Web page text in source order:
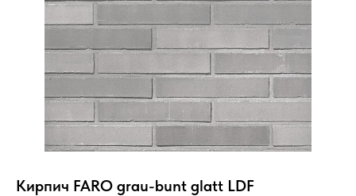
Кирпич FARO grau-bunt glatt LDF